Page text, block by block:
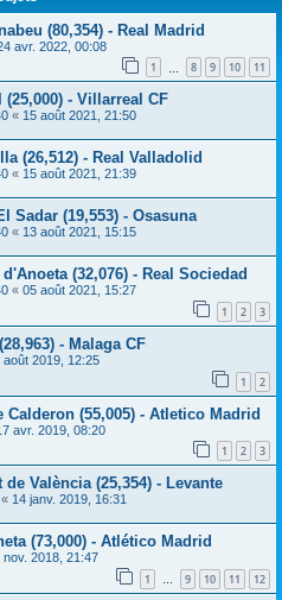
(80,354) - Real Madrid
avr. 2022, 00:08
1 8 9 10 11
- Villarreal CF
« 15 août 2021, 21:50
(26,512) - Real Valladolid
« 15 août 2021, 21:39
Sadar (19,553) - Osasuna
« 13 août 2021, 15:15
(32,076) - Real Sociedad
« 05 août 2021, 15:27
1 2 3
- Malaga CF
août 2019, 12:25
1 2
Calderon (55,005) - Atletico Madrid
avr. 2019, 08:20
1 2 3
València (25,354) - Levante
« 14 janv. 2019, 16:31
(73,000) - Atlético Madrid
nov. 2018, 21:47
1 … 9 10 11 12